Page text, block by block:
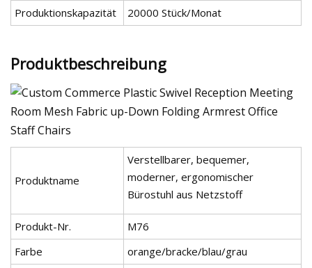
Produktionskapazität
20000 Stück/Monat
Produktbeschreibung
Produktname
Verstellbarer, bequemer,
moderner, ergonomischer
Bürostuhl aus Netzstoff
Produkt-Nr.
M76
Farbe
orange/bracke/blau/grau